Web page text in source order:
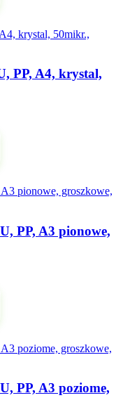
PP, A4, krystal,
PP, A3 pionowe,
PP, A3 poziome,